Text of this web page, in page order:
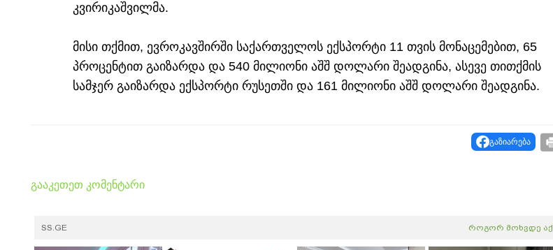
კვირიკაშვილმა.
მისი თქმით, ევროკავშირში საქართველოს ექსპორტი 11 თვის მონაცემებით, 65
პროცენტით გაიზარდა და 540 მილიონი აშშ დოლარი შეადგინა, ასევე თითქმის
სამჯერ გაიზარდა ექსპორტი რუსეთში და 161 მილიონი აშშ დოლარი შეადგინა.
გაზიარება
გააკეთეთ კომენტარი
SS.GE როგორ მოხვდე აქ